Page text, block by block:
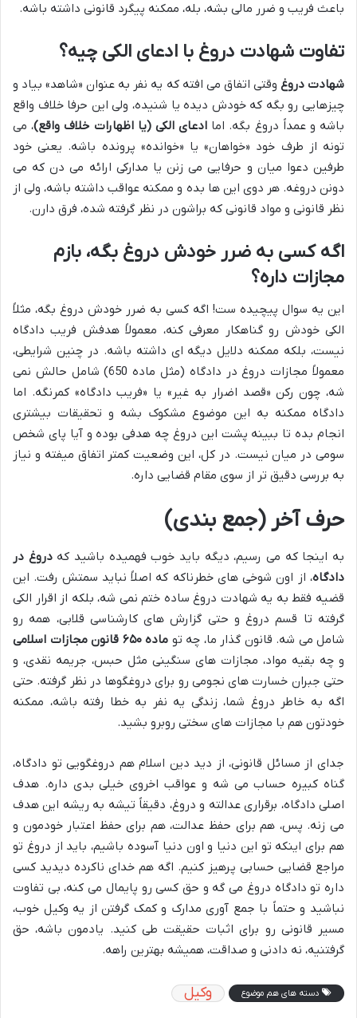
باعث فریب و ضرر مالی بشه، بله، ممکنه پیگرد قانونی داشته باشه.
تفاوت شهادت دروغ با ادعای الکی چیه؟
شهادت دروغ وقتی اتفاق می افته که یه نفر به عنوان «شاهد» بیاد و
چیزهایی رو بگه که خودش دیده یا شنیده، ولی این حرفا خلاف واقع
باشه و عمداً دروغ بگه. اما ادعای الکی (یا اظهارات خلاف واقع)، می
تونه از طرف خود «خواهان» یا «خوانده» پرونده باشه. یعنی خود
طرفین دعوا میان و حرفایی می زنن یا مدارکی ارائه می دن که می
دونن دروغه. هر دوی این ها بده و ممکنه عواقب داشته باشه، ولی از
نظر قانونی و مواد قانونی که براشون در نظر گرفته شده، فرق دارن.
اگه کسی به ضرر خودش دروغ بگه، بازم
مجازات داره؟
این یه سوال پیچیده ست! اگه کسی به ضرر خودش دروغ بگه، مثلاً
الکی خودش رو گناهکار معرفی کنه، معمولاً هدفش فریب دادگاه
نیست، بلکه ممکنه دلایل دیگه ای داشته باشه. در چنین شرایطی،
معمولاً مجازات دروغ در دادگاه (مثل ماده 650) شامل حالش نمی
شه، چون رکن «قصد اضرار به غیر» یا «فریب دادگاه» کمرنگه. اما
دادگاه ممکنه به این موضوع مشکوک بشه و تحقیقات بیشتری
انجام بده تا ببینه پشت این دروغ چه هدفی بوده و آیا پای شخص
سومی در میان نیست. در کل، این وضعیت کمتر اتفاق میفته و نیاز
به بررسی دقیق تر از سوی مقام قضایی داره.
حرف آخر (جمع بندی)
به اینجا که می رسیم، دیگه باید خوب فهمیده باشید کهدروغ در
دادگاه، از اون شوخی های خطرناکه که اصلاً نباید سمتش رفت. این
قضیه فقط به یه شهادت دروغ ساده ختم نمی شه، بلکه از اقرار الکی
گرفته تا قسم دروغ و حتی گزارش های کارشناسی قلابی، همه رو
شامل می شه. قانون گذار ما، چه تو ماده ۶۵۰ قانون مجازات اسلامی
و چه بقیه مواد، مجازات های سنگینی مثل حبس، جریمه نقدی، و
حتی جبران خسارت های نجومی رو برای دروغگوها در نظر گرفته. حتی
اگه به خاطر دروغ شما، زندگی یه نفر به خطا رفته باشه، ممکنه
خودتون هم با مجازات های سختی روبرو بشید.
جدای از مسائل قانونی، از دید دین اسلام هم دروغگویی تو دادگاه،
گناه کبیره حساب می شه و عواقب اخروی خیلی بدی داره. هدف
اصلی دادگاه، برقراری عدالته و دروغ، دقیقاً تیشه به ریشه این هدف
می زنه. پس، هم برای حفظ عدالت، هم برای حفظ اعتبار خودمون و
هم برای اینکه تو این دنیا و اون دنیا آسوده باشیم، باید از دروغ تو
مراجع قضایی حسابی پرهیز کنیم. اگه هم خدای ناکرده دیدید کسی
داره تو دادگاه دروغ می گه و حق کسی رو پایمال می کنه، بی تفاوت
نباشید و حتماً با جمع آوری مدارک و کمک گرفتن از یه وکیل خوب،
مسیر قانونی رو برای اثبات حقیقت طی کنید. یادمون باشه، حق
گرفتنیه، نه دادنی و صداقت، همیشه بهترین راهه.
دسته های هم موضوع وکیل